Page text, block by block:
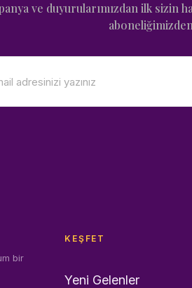
ve duyurularımızdan ilk sizin
bir
KEŞFET
Yeni Gelenler